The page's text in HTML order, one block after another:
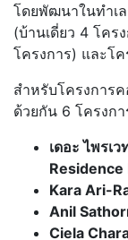
โดยพัฒนาในทำเ
(บ้านเดี่ยว 4 โคร
โครงการ) และโ
สำหรับโครงการ
ด้วยกัน 6 โครงก
เดอะ ไพรเ
Residence
Kara Ari-
Anil
Ciela